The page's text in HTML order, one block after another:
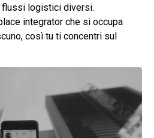
logistici diversi.
integrator che si occupa
così tu ti concentri sul